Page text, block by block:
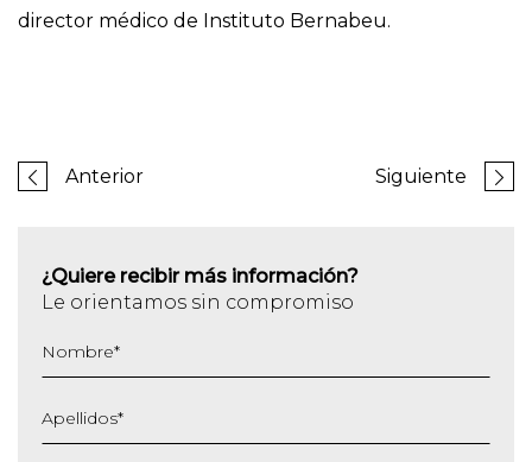
director médico de Instituto Bernabeu.
Anterior Siguiente
¿Quiere recibir más información?
Le orientamos sin compromiso
Nombre*
Apellidos*